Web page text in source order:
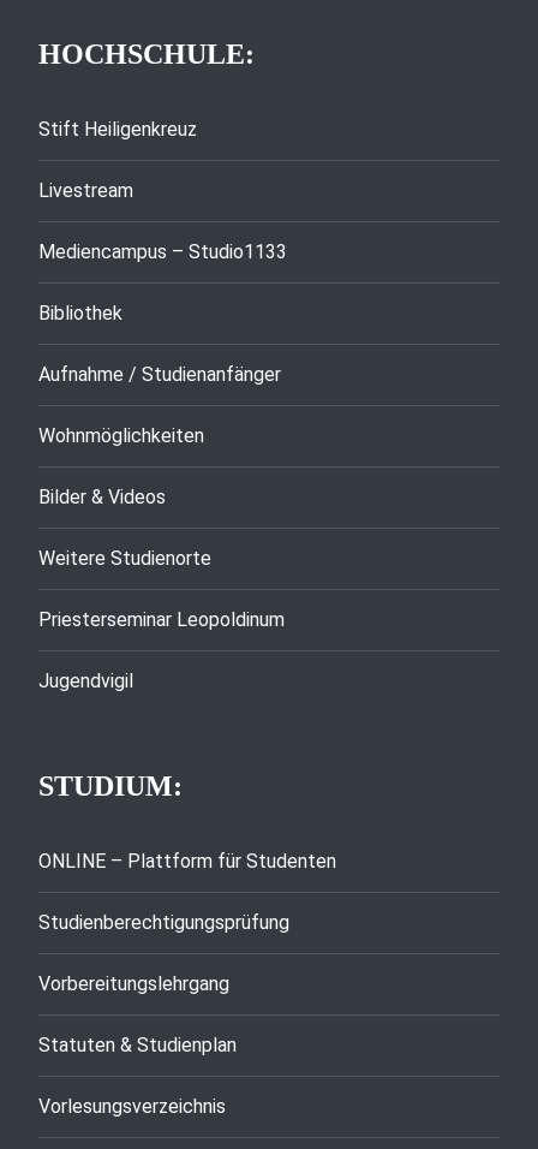
HOCHSCHULE:
Stift Heiligenkreuz
Livestream
Mediencampus – Studio1133
Bibliothek
Aufnahme / Studienanfänger
Wohnmöglichkeiten
Bilder & Videos
Weitere Studienorte
Priesterseminar Leopoldinum
Jugendvigil
STUDIUM:
ONLINE – Plattform für Studenten
Studienberechtigungsprüfung
Vorbereitungslehrgang
Statuten & Studienplan
Vorlesungsverzeichnis